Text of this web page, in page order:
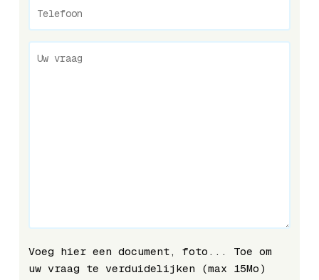
Voeg hier een document, foto... Toe om
uw vraag te verduidelijken (max 15Mo)